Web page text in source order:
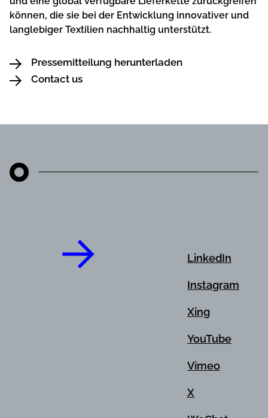
können, die sie bei der Entwicklung innovativer und
langlebiger Textilien nachhaltig unterstützt.
Pressemitteilung herunterladen
Contact us
LinkedIn
Instagram
Xing
YouTube
Vimeo
X